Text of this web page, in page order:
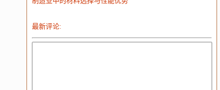
最新评论: